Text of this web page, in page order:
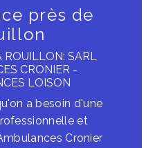
près de
ROUILLON: SARL
CRONIER -
LOISON
a besoin d'une
et
Cronier